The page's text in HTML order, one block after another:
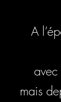
A
mais